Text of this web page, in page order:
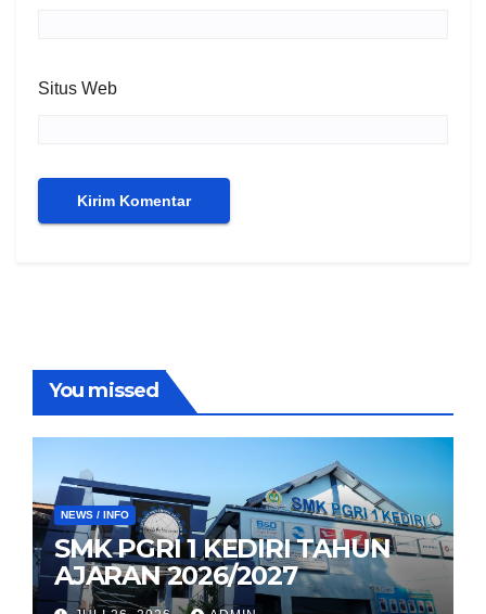
Situs Web
You missed
NEWS / INFO
SMK PGRI 1 KEDIRI TAHUN
AJARAN 2026/2027